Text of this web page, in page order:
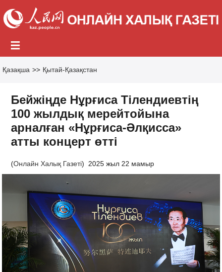
Қазақша >> Қытай-Қазақстан
Бейжіңде Нұрғиса Тілендиевтің
100 жылдық мерейтойына
арналған «Нұрғиса-Әлқисса»
атты концерт өтті
(Онлайн Халық Газеті) 2025 жыл 22 мамыр